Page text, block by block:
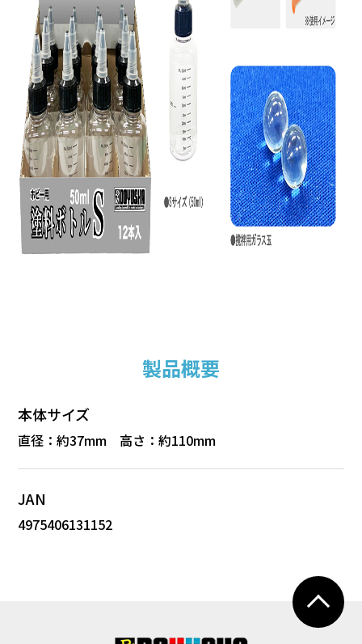
製品概要
本体サイズ
直径：約37mm 高さ：約110mm
JAN
4975406131152